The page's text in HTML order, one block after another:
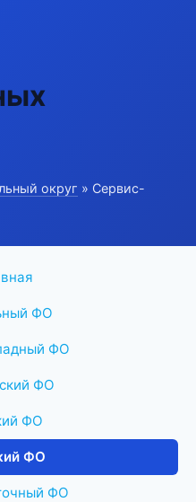
округ » Сервис-
ФО
ФО
ФО
ФО
ФО
ФО